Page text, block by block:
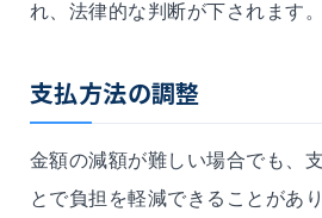
れ、法律的な判断が下されます。
支払方法の調整
金額の減額が難しい場合でも、
とで負担を軽減できることがあり